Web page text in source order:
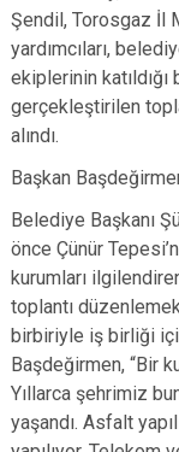
Şendil, Torosgaz İl
yardımcıları,
ekiplerinin katıldığı
gerçekleştirilen
alındı.
Başkan
Belediye Başkanı
önce Çünür
kurumları
toplantı
birbiriyle iş birliği
Başdeğirmen, “Bir
Yıllarca şehrimiz
yaşandı. Asfalt